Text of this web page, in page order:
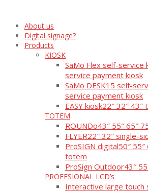
About us
Digital signage?
Products
KIOSK
SaMo Flex self-service
service payment kiosk
SaMo DESK15 self-
service payment kiosk
EASY kiosk22″ 32″ 43″
TOTEM
ROUNDo43″ 55″ 65″
FLYER22″ 32″ single-
ProSIGN digital50″
totem
ProSign Outdoor43″
PROFESIONAL LCD’s
Interactive large touch